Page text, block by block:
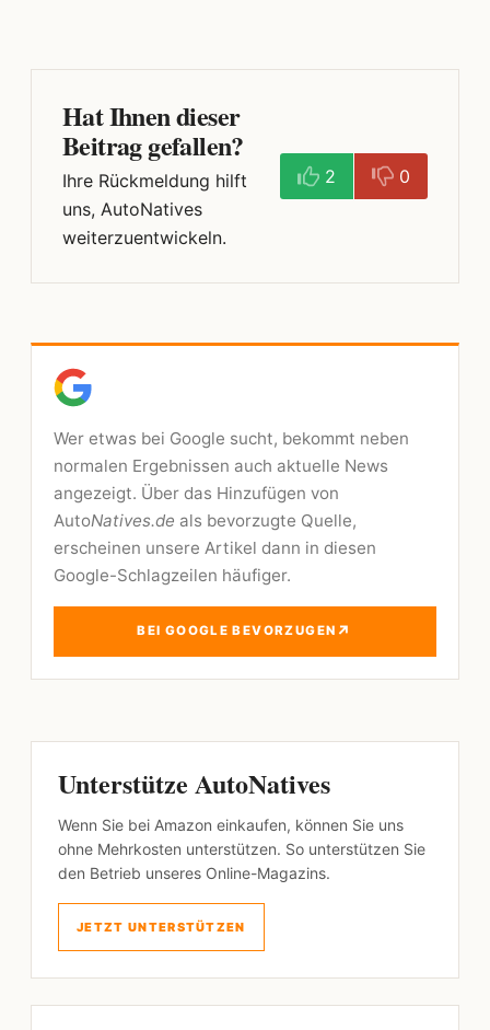
Hat Ihnen dieser
Beitrag gefallen?
Ihre Rückmeldung hilft
uns, AutoNatives
weiterzuentwickeln.
2 0
Wer etwas bei Google sucht, bekommt neben
normalen Ergebnissen auch aktuelle News
angezeigt. Über das Hinzufügen von
AutoNatives.de als bevorzugte Quelle,
erscheinen unsere Artikel dann in diesen
Google-Schlagzeilen häufiger.
BEI GOOGLE BEVORZUGEN ↗
Unterstütze AutoNatives
Wenn Sie bei Amazon einkaufen, können Sie uns
ohne Mehrkosten unterstützen. So unterstützen Sie
den Betrieb unseres Online-Magazins.
JETZT UNTERSTÜTZEN